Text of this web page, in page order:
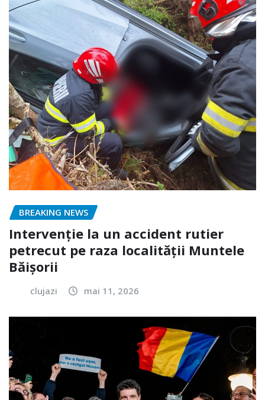
BREAKING NEWS
Intervenție la un accident rutier
petrecut pe raza localității Muntele
Băișorii
clujazi mai 11, 2026